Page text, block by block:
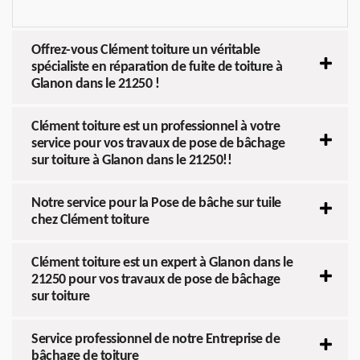
Offrez-vous Clément toiture un véritable
spécialiste en réparation de fuite de toiture à
Glanon dans le 21250 !
Clément toiture est un professionnel à votre
service pour vos travaux de pose de bâchage
sur toiture à Glanon dans le 21250!!
Notre service pour la Pose de bâche sur tuile
chez Clément toiture
Clément toiture est un expert à Glanon dans le
21250 pour vos travaux de pose de bâchage
sur toiture
Service professionnel de notre Entreprise de
bâchage de toiture